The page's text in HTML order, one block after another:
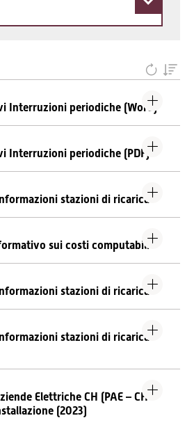
Interruzioni periodiche (Word)
Interruzioni periodiche (PDF)
stazioni di ricarica
sui costi computabili
stazioni di ricarica
stazioni di ricarica
Elettriche CH (PAE – CH
(2023)